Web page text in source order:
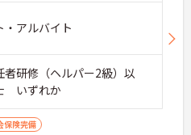
アルバイト
研修（ヘルパー2級）以
いずれか
保険完備